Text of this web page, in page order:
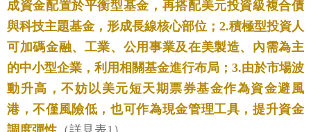
成資金配置於平衡型基金，再搭配美元投資級複合債
與科技主題基金，形成長線核心部位；2.積極型投資人
可加碼金融、工業、公用事業及在美製造、內需為主
的中小型企業，利用相關基金進行布局；3.由於市場波
動升高，不妨以美元短天期票券基金作為資金避風
港，不僅風險低，也可作為現金管理工具，提升資金